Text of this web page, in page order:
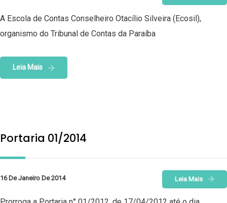
A Escola de Contas Conselheiro Otacílio Silveira (Ecosil),
organismo do Tribunal de Contas da Paraíba
Leia Mais
Portaria 01/2014
16 De Janeiro De 2014 Leia Mais